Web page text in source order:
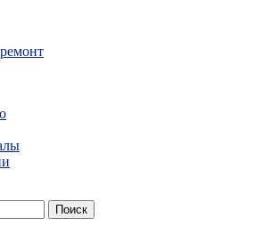
и ремонт
живут разные люди, очень